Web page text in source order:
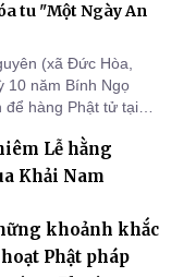
tu "Một Ngày An
(xã Đức Hòa,
10 năm Bính Ngọ
để hàng Phật tử tại
Lễ hằng
Khải Nam
khoảnh khắc
Phật pháp